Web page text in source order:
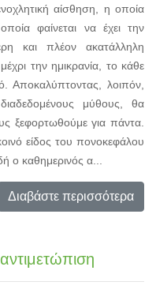
αίσθηση, η οποία
φαίνεται να έχει την
και πλέον ακατάλληλη
την ημικρανία, το κάθε
Αποκαλύπτοντας, λοιπόν,
μύθους, θα
ξεφορτωθούμε για πάντα.
είδος του πονοκεφάλου
ο καθημερινός α...
Διαβάστε περισσότερα